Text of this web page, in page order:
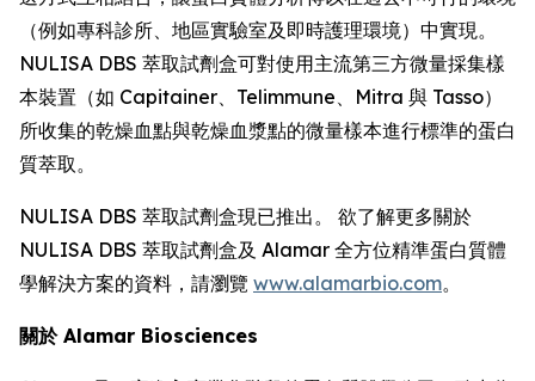
（例如專科診所、地區實驗室及即時護理環境）中實現。
NULISA DBS 萃取試劑盒可對使用主流第三方微量採集樣
本裝置（如 Capitainer、Telimmune、Mitra 與 Tasso）
所收集的乾燥血點與乾燥血漿點的微量樣本進行標準的蛋白
質萃取。
NULISA DBS 萃取試劑盒現已推出。 欲了解更多關於
NULISA DBS 萃取試劑盒及 Alamar 全方位精準蛋白質體
學解決方案的資料，請瀏覽 www.alamarbio.com。
關於 Alamar Biosciences